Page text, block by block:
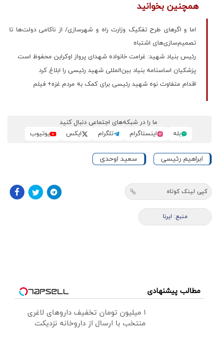
همچنین بخوانید
اما و اگرهای طرح تفکیک وزارت راه و شهرسازی/ از ناکامی دولت‌ها تا
تصمیم‌سازی‌های اشتباه
رئیس بنیاد شهید: غرامت خانواده شهدای پرواز اوکراین محفوظ است
پزشکیان اساسنامه بنیاد بین‌المللی شهید رئیسی را ابلاغ کرد
اقدام متفاوت نوه شهید رئیسی برای کمک به مردم غزه+ فیلم
ما را در شبکه‌های اجتماعی دنبال کنید
بله
اینستاگرام تلگرام ایکس یوتیوب
ابراهیم رئیسی سعید اوحدی
کپی لینک کوتاه
منبع: ایرنا
مطالب پیشنهادی
۱ میلیون تومان تخفیف داروهای لاغری
منتخب با ارسال از داروخانه نزدیکت